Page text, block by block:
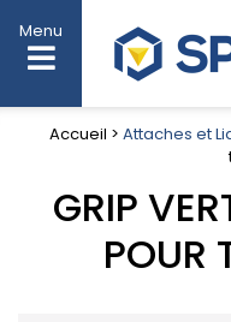
Menu
Accueil > Attaches et
GRIP
POUR